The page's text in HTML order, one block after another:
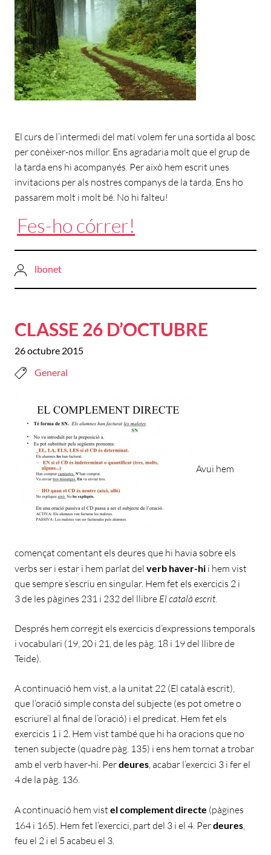
El curs de l’intermedi del matí volem fer una sortida al bosc
per conèixer-nos millor. Ens agradaria molt que el grup de
la tarda ens hi acompanyés. Per això hem escrit unes
invitacions per als nostres companys de la tarda. Ens ho
passarem molt i molt bé. No hi falteu!
Fes-ho córrer!
lbonet
CLASSE 26 D’OCTUBRE
26 octubre 2015
General
Avui hem
començat comentant els deures que hi havia sobre els
verbs ser i estar i hem parlat del verb haver-hi i hem vist
que sempre s’escriu en singular. Hem fet els exercicis 2 i
3 de les pàgines 231 i 232 del llibre El català escrit.
Després hem corregit els exercicis d’expressions temporals
i vocabulari (19, 20 i 21, de les pàg. 18 i 19 del llibre de
Teide).
A continuació hem vist, a la unitat 22 (El català escrit),
que l’oració simple consta del subjecte (es pot ometre o
escriure’l al final de l’oració) i el predicat. Hem fet els
exercicis 1 i 2. Hem vist també que hi ha oracions que no
tenen subjecte (quadre pàg. 135) i ens hem tornat a trobar
amb el verb haver-hi. Perdeures , acabar l’exercici 3 i fer el
4 de la pàg. 136.
A continuació hem vist el complement directe (pàgines
164 i 165). Hem fet l’exercici, part del 3 i el 4. Perdeures
feu el 2 i el 5 acabeu el 3.